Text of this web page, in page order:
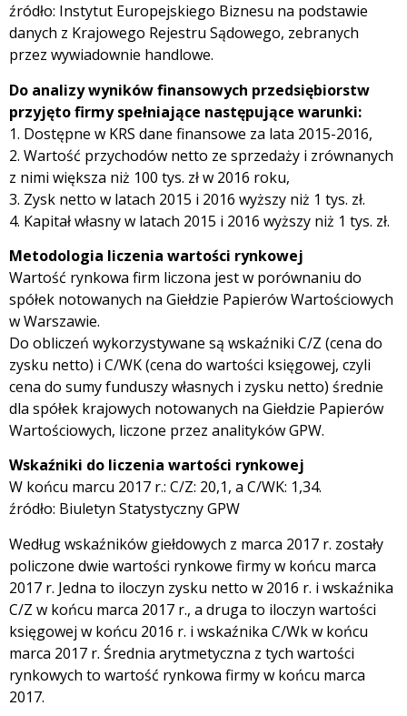
źródło: Instytut Europejskiego Biznesu na podstawie
danych z Krajowego Rejestru Sądowego, zebranych
przez wywiadownie handlowe.
Do analizy wyników finansowych przedsiębiorstw
przyjęto firmy spełniające następujące warunki:
1. Dostępne w KRS dane finansowe za lata 2015-2016,
2. Wartość przychodów netto ze sprzedaży i zrównanych
z nimi większa niż 100 tys. zł w 2016 roku,
3. Zysk netto w latach 2015 i 2016 wyższy niż 1 tys. zł.
4. Kapitał własny w latach 2015 i 2016 wyższy niż 1 tys. zł.
Metodologia liczenia wartości rynkowej
Wartość rynkowa firm liczona jest w porównaniu do
spółek notowanych na Giełdzie Papierów Wartościowych
w Warszawie.
Do obliczeń wykorzystywane są wskaźniki C/Z (cena do
zysku netto) i C/WK (cena do wartości księgowej, czyli
cena do sumy funduszy własnych i zysku netto) średnie
dla spółek krajowych notowanych na Giełdzie Papierów
Wartościowych, liczone przez analityków GPW.
Wskaźniki do liczenia wartości rynkowej
W końcu marcu 2017 r.: C/Z: 20,1, a C/WK: 1,34.
źródło: Biuletyn Statystyczny GPW
Według wskaźników giełdowych z marca 2017 r. zostały
policzone dwie wartości rynkowe firmy w końcu marca
2017 r. Jedna to iloczyn zysku netto w 2016 r. i wskaźnika
C/Z w końcu marca 2017 r., a druga to iloczyn wartości
księgowej w końcu 2016 r. i wskaźnika C/Wk w końcu
marca 2017 r. Średnia arytmetyczna z tych wartości
rynkowych to wartość rynkowa firmy w końcu marca
2017.